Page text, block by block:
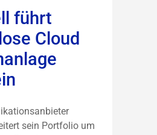
führt
Cloud
sein Portfolio um